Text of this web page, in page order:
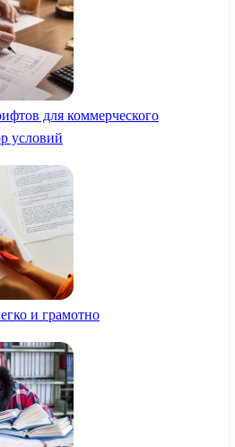
для коммерческого
условий
и грамотно